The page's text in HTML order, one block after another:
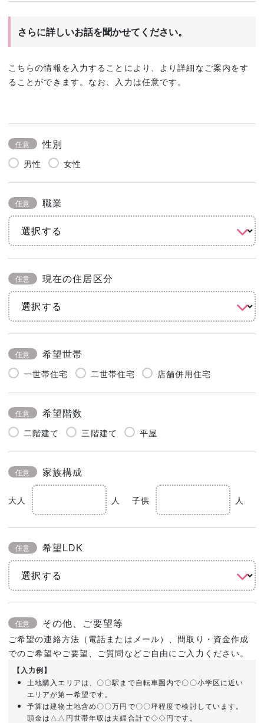
さらに詳しいお話を聞かせてください。
こちらの情報を入力することにより、より詳細なご案内をす
ることができます。なお、入力は任意です。
任意 性別
男性 女性
任意 職業
任意 現在の住居区分
任意 希望世帯
一世帯住宅 二世帯住宅 店舗併用住宅
任意 希望階数
二階建て 三階建て 平屋
任意 家族構成
大人 人 子供 人
任意 希望LDK
任意 その他、ご要望等
ご希望の連絡方法（電話またはメール）、間取り・資金作成
でのご希望やご要望、ご質問などご自由にご入力ください。
【入力例】
土地購入エリアは、〇〇駅まで自転車圏内で〇〇小学区に近い
エリアが第一希望です。
予算は建物土地含め〇〇万円で〇〇坪程度で検討しています。
頭金は△△円世帯年収は夫婦合計で◇◇円です。